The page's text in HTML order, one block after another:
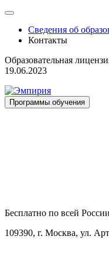
Skip
contentСведения об
Контакты
Образовательная
19.06.2023
Программы обучения
Бесплатно по всей России
109390, г. Москва, ул.